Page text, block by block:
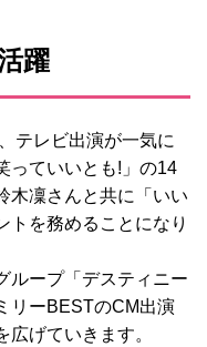
躍
テレビ出演が一気に
っていいとも!」の14
木凜さんと共に「いい
トを務めることになり
ループ「デスティニー
リーBESTのCM出演
げていきます。